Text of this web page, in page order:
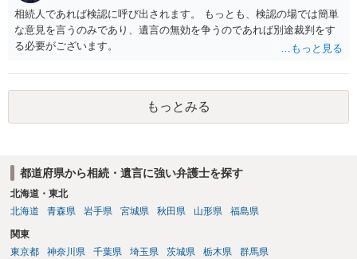
る方が良いでしょう。 もし法テラスが御利用になれない、あるいは時
間がない等であれば、相続を取扱分野としている弁護士を適宜探し
（WEB等で）、問い合わせてみることです。相続を扱う弁護士でも相
続放棄は比較的安価な手数料でのお仕事になるのであまり前向きに受
けてくれないところもあるようです。 複数の法律事務所に聞いて（相
見積もりをとって）、一番安いところでやってもらうことに決めれ
ば、キューちゃんママさんの御希望をかなえることができるのではな
いでしょうか。 あるいは相続放棄であれば御自分でできなくもないと
を確認し、印紙と共に家庭裁判所に提出して相続放棄申述受理通知書
相続人であれば検認に呼び出されます。 もっとも、検認の場では簡単
な意見を言うのみであり、遺言の無効を争うのであれば別途裁判をす
る必要がございます。
もっとみる
都道府県から相続・遺言に強い弁護士を探す
北海道・東北
北海道
青森県 岩手県 宮城県 秋田県 山形県 福島県
関東
東京都
神奈川県 千葉県 埼玉県 茨城県 栃木県 群馬県